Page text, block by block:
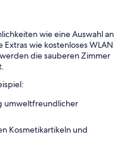
wie eine Auswahl an
wie kostenloses WLAN
die sauberen Zimmer
umweltfreundlicher
Kosmetikartikeln und